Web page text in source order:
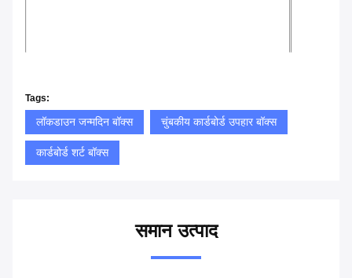
Tags:
लॉकडाउन जन्मदिन बॉक्स चुंबकीय कार्डबोर्ड उपहार बॉक्स
कार्डबोर्ड शर्ट बॉक्स
समान उत्पाद